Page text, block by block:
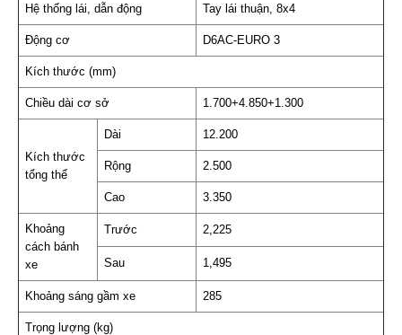
Hệ thống lái, dẫn động Tay lái thuận, 8x4
Động cơ D6AC-EURO 3
Kích thước (mm)
Chiều dài cơ sở 1.700+4.850+1.300
Kích thước
tổng thể
Dài 12.200
Rộng 2.500
Cao 3.350
Khoảng
cách bánh
xe
Trước 2,225
Sau 1,495
Khoảng sáng gầm xe 285
Trọng lượng (kg)